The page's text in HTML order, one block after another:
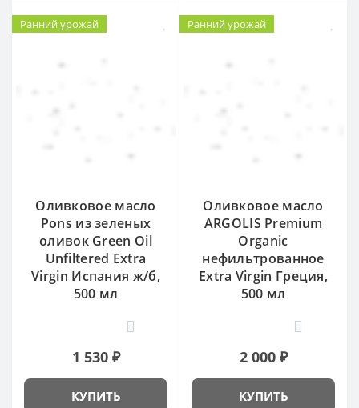
Ранний урожай
Оливковое масло
Pons из зеленых
оливок Green Oil
Unfiltered Extra
Virgin Испания ж/б,
500 мл
1 530 ₽
КУПИТЬ
Ранний урожай
Оливковое масло
ARGOLIS Premium
Organic
нефильтрованное
Extra Virgin Греция,
500 мл
2 000 ₽
КУПИТЬ